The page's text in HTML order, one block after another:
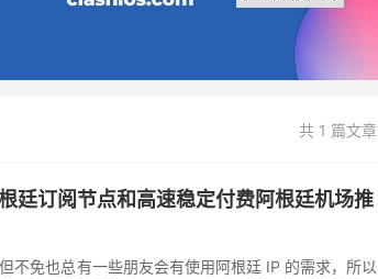
共 1 篇文章
廷订阅节点和高速稳定付费阿根廷机场推
不免也总有一些朋友会有使用阿根廷 IP 的需求，所以